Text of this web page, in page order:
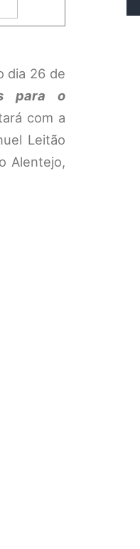
dia 26 de
para o
com a
Leitão
Alentejo,